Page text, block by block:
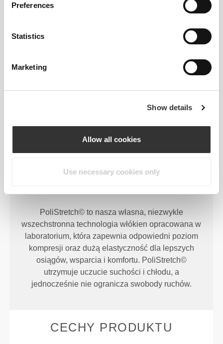
Preferences
Statistics
Marketing
Show details
Allow all cookies
Use necessary cookies only
pozwala tworzyć wysokiej jakości ubrania
zapewniając większą elastyczność, wsparcie i
RevoKnit
działa lepiej, zapewnia większy komfort i
PoliStretch© to nasza własna, niezwykle
wszechstronna technologia włókien opracowana w
laboratorium, która zapewnia odpowiedni poziom
kompresji oraz dużą elastyczność dla lepszych
osiągów, wsparcia i komfortu. PoliStretch©
utrzymuje uczucie suchości i chłodu, a
jednocześnie nie ogranicza swobody ruchów.
CECHY PRODUKTU